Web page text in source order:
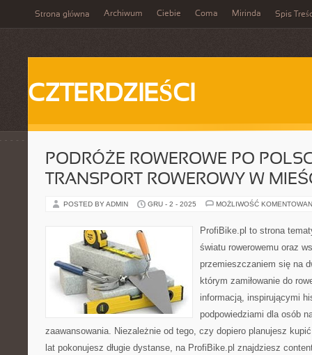
Strona główna Archiwum Ciebie Coma Mirinda Spis
CZTERDZIEŚCI
PODRÓŻE ROWEROWE PO
TRANSPORT ROWEROWY W
POSTED BY ADMIN GRU - 2 - 2025 MOŻLIWOŚĆ
ProfiBike.pl to strona
światu rowerowemu oraz
przemieszczaniem się na
którym zamiłowanie do
informacją, inspirującymi
podpowiedziami dla osób
zaawansowania. Niezależnie od tego, czy dopiero planujesz
lat pokonujesz długie dystanse, na ProfiBike.pl znajdziesz